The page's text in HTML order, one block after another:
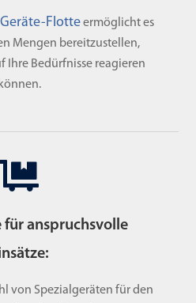
Geräte-Flotteermöglicht es
Mengen bereitzustellen,
Ihre Bedürfnisse reagieren
können.
für anspruchsvolle
von Spezialgeräten für den